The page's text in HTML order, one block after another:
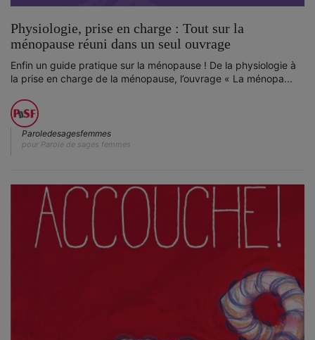
Physiologie, prise en charge : Tout sur la
ménopause réuni dans un seul ouvrage
Enfin un guide pratique sur la ménopause ! De la physiologie à
la prise en charge de la ménopause, l’ouvrage « La ménopa...
Paroledesagesfemmes
pour Parole de sages femmes